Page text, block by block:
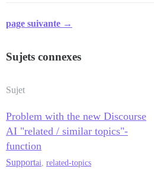
page suivante →
Sujets connexes
Sujet
Problem with the new Discourse
AI "related / similar topics"-
function
Supportai related-topics